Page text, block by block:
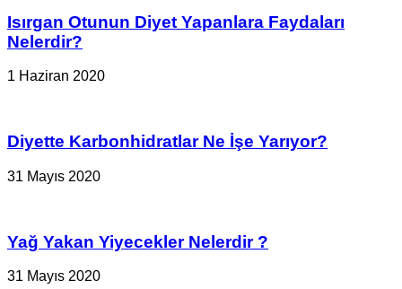
Isırgan Otunun Diyet Yapanlara Faydaları
Nelerdir?
1 Haziran 2020
Diyette Karbonhidratlar Ne İşe Yarıyor?
31 Mayıs 2020
Yağ Yakan Yiyecekler Nelerdir ?
31 Mayıs 2020